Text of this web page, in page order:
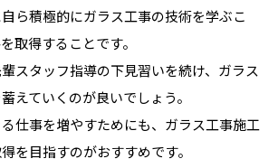
ら積極的にガラス工事の技術を学ぶこ
取得することです。
スタッフ指導の下見習いを続け、ガラス
えていくのが良いでしょう。
仕事を増やすためにも、ガラス工事施工
を目指すのがおすすめです。